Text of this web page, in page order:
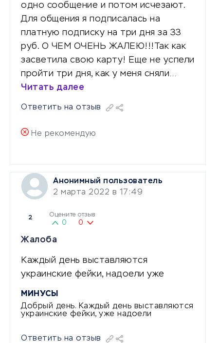
одно сообщение и потом исчезают.
Для общения я подписалась на
платную подписку на три дня за 33
руб. О ЧЕМ ОЧЕНЬ ЖАЛЕЮ!!!Так как
засветила свою карту! Еще не успели
пройти три дня, как у меня сняли…
Читать далее
Ответить на отзыв
Не рекомендую
Анонимный пользователь
2 марта 2022 в 17:49
2 Оцените отзыв
0 0
Жалоба
Каждый день выставляются
украинские фейки, надоели уже
МИНУСЫ
Добрый день. Каждый день выставляются
украинские фейки, уже надоели
Ответить на отзыв